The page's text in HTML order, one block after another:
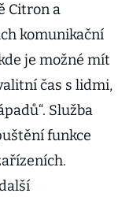
Citron a
komunikační
je možné mít
čas s lidmi,
Služba
funkce